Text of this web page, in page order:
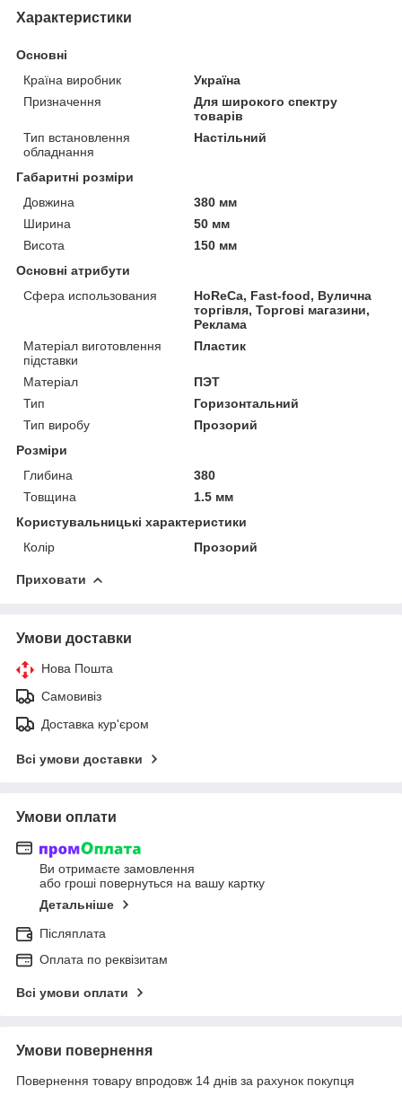
Характеристики
Основні
Країна виробник
Україна
Призначення
Для широкого спектру
товарів
Тип встановлення
обладнання
Настільний
Габаритні розміри
Довжина
380 мм
Ширина
50 мм
Висота
150 мм
Основні атрибути
Сфера использования
HoReCa, Fast-food, Вулична
торгівля, Торгові магазини,
Реклама
Матеріал виготовлення
підставки
Пластик
Матеріал
ПЭТ
Тип
Горизонтальний
Тип виробу
Прозорий
Розміри
Глибина
380
Товщина
1.5 мм
Користувальницькі характеристики
Колір
Прозорий
Приховати
Умови доставки
Нова Пошта
Самовивіз
Доставка кур'єром
Всі умови доставки
Умови оплати
Ви отримаєте замовлення
або гроші повернуться на вашу картку
Детальніше
Післяплата
Оплата по реквізитам
Всі умови оплати
Умови повернення
Повернення товару впродовж 14 днів за рахунок покупця